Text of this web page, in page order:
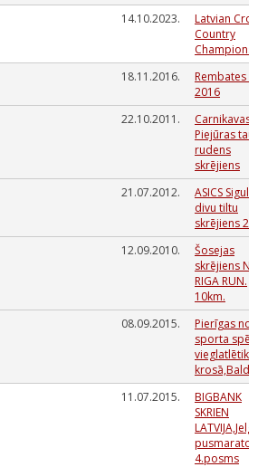
14.10.2023.
Latvian
Country
18.11.2016.
Rembates
2016
22.10.2011.
Carnikavas
Piejūras
rudens
skrējiens
21.07.2012.
ASICS
divu tiltu
skrējiens
12.09.2010.
Šosejas
skrējiens
RIGA RUN.
10km.
08.09.2015.
Pierīgas
sporta
11.07.2015.
BIGBANK
SKRIEN
4.posms